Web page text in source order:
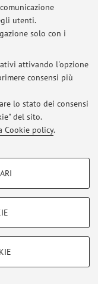
utenti.
solo con i
attivando l'opzione
consensi più
lo stato dei consensi
del sito.
Cookie policy.
per il corretto
avvisi.
del sito.
di Bologna - Via
01131710376